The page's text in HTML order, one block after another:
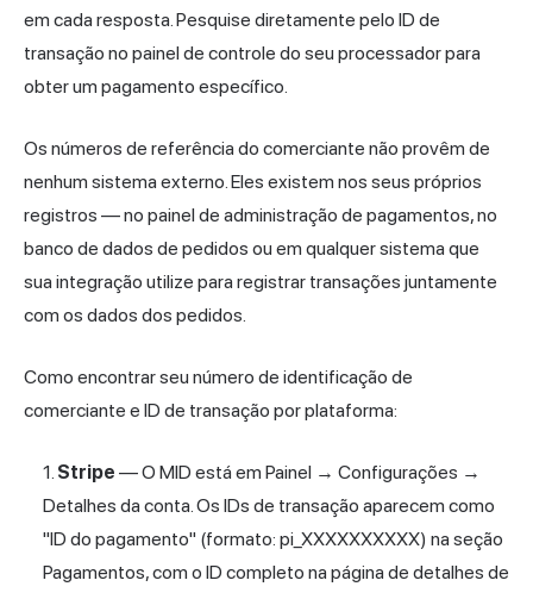
em cada resposta. Pesquise diretamente pelo ID de
transação no painel de controle do seu processador para
obter um pagamento específico.
Os números de referência do comerciante não provêm de
nenhum sistema externo. Eles existem nos seus próprios
registros — no painel de administração de pagamentos, no
banco de dados de pedidos ou em qualquer sistema que
sua integração utilize para registrar transações juntamente
com os dados dos pedidos.
Como encontrar seu número de identificação de
comerciante e ID de transação por plataforma:
Stripe — O MID está em Painel → Configurações →
Detalhes da conta. Os IDs de transação aparecem como
"ID do pagamento" (formato: pi_XXXXXXXXXX) na seção
Pagamentos, com o ID completo na página de detalhes de